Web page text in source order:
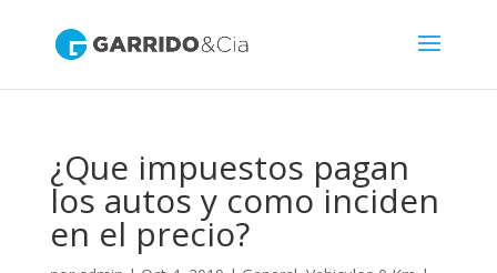
¿Que impuestos pagan
los autos y como inciden
en el precio?